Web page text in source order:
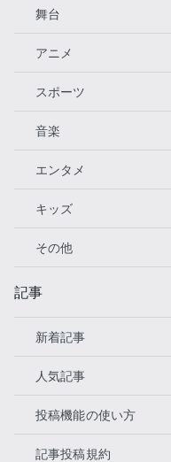
舞台
アニメ
スポーツ
音楽
エンタメ
キッズ
その他
記事
新着記事
人気記事
投稿機能の使い方
記事投稿規約